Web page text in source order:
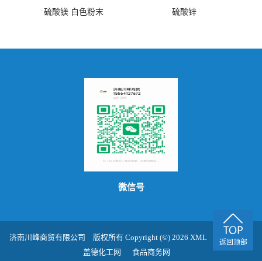
硫酸镁 白色粉末 硫酸锌
微信号
济南川峰商贸有限公司 版权所有 Copyright (©) 2026 XML
技术支持：
盖德化工网
食品商务网
返回顶部